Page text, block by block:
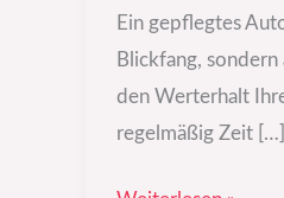
Ein gepflegtes
Blickfang,
den Werterhalt
regelmäßig Zeit […]